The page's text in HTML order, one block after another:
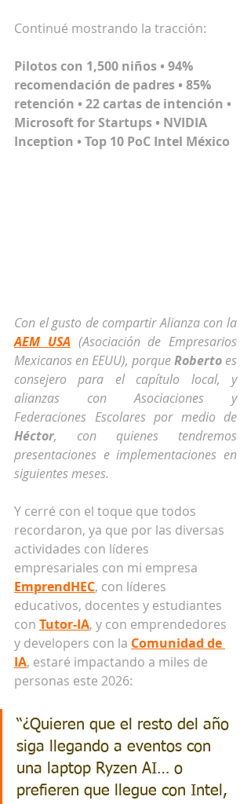
Continué mostrando la tracción:
Pilotos con 1,500 niños • 94%
recomendación de padres • 85%
retención • 22 cartas de intención •
Microsoft for Startups • NVIDIA
Inception • Top 10 PoC Intel México
AEM USA (Asociación de Empresarios
Mexicanos en EEUU), porque Roberto es
consejero para el capítulo local, y
alianzas con Asociaciones y
Héctor, con quienes tendremos
presentaciones e implementaciones en
siguientes meses.
Y cerré con el toque que todos
recordaron, ya que por las diversas
actividades con líderes
empresariales con mi empresa
EmprendHEC, con líderes
educativos, docentes y estudiantes
con Tutor-IA, y con emprendedores
y developers con la Comunidad de
IA, estaré impactando a miles de
personas este 2026:
“¿Quieren que el resto del año
siga llegando a eventos con
una laptop Ryzen AI… o
prefieren que llegue con Intel,